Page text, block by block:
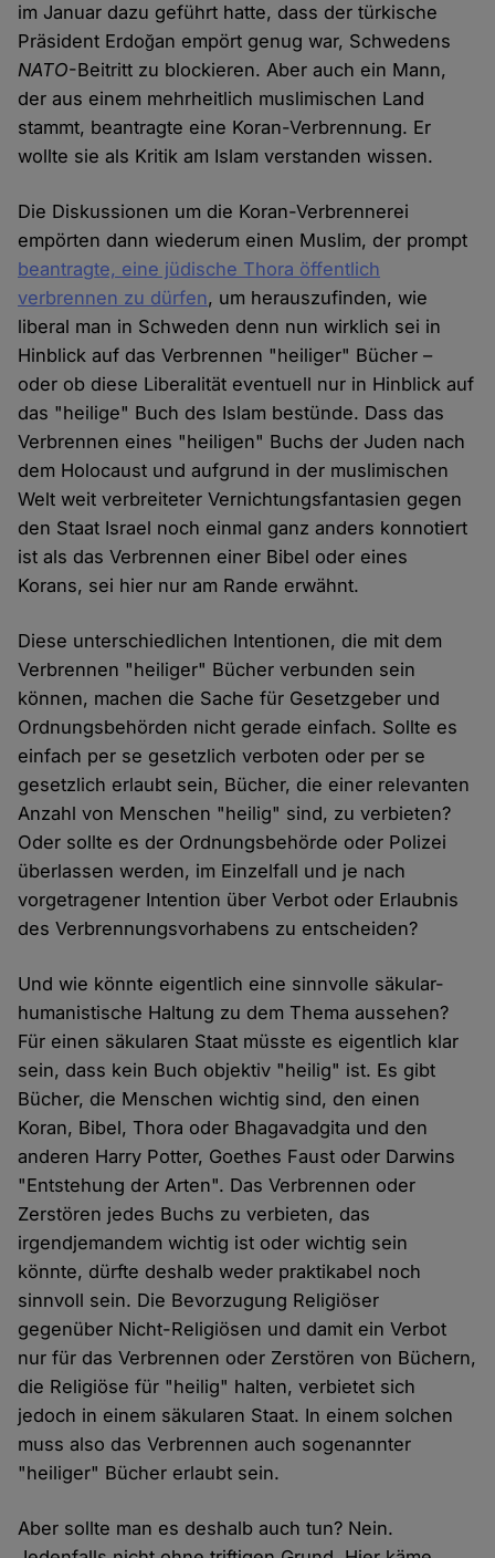
im Januar dazu geführt hatte, dass der türkische
Präsident Erdoğan empört genug war, Schwedens
NATO-Beitritt zu blockieren. Aber auch ein Mann,
der aus einem mehrheitlich muslimischen Land
stammt, beantragte eine Koran-Verbrennung. Er
wollte sie als Kritik am Islam verstanden wissen.
Die Diskussionen um die Koran-Verbrennerei
empörten dann wiederum einen Muslim, der prompt
beantragte, eine jüdische Thora öffentlich
verbrennen zu dürfen, um herauszufinden, wie
liberal man in Schweden denn nun wirklich sei in
Hinblick auf das Verbrennen "heiliger" Bücher –
oder ob diese Liberalität eventuell nur in Hinblick auf
das "heilige" Buch des Islam bestünde. Dass das
Verbrennen eines "heiligen" Buchs der Juden nach
dem Holocaust und aufgrund in der muslimischen
Welt weit verbreiteter Vernichtungsfantasien gegen
den Staat Israel noch einmal ganz anders konnotiert
ist als das Verbrennen einer Bibel oder eines
Korans, sei hier nur am Rande erwähnt.
Diese unterschiedlichen Intentionen, die mit dem
Verbrennen "heiliger" Bücher verbunden sein
können, machen die Sache für Gesetzgeber und
Ordnungsbehörden nicht gerade einfach. Sollte es
einfach per se gesetzlich verboten oder per se
gesetzlich erlaubt sein, Bücher, die einer relevanten
Anzahl von Menschen "heilig" sind, zu verbieten?
Oder sollte es der Ordnungsbehörde oder Polizei
überlassen werden, im Einzelfall und je nach
vorgetragener Intention über Verbot oder Erlaubnis
des Verbrennungsvorhabens zu entscheiden?
Und wie könnte eigentlich eine sinnvolle säkular-
humanistische Haltung zu dem Thema aussehen?
Für einen säkularen Staat müsste es eigentlich klar
sein, dass kein Buch objektiv "heilig" ist. Es gibt
Bücher, die Menschen wichtig sind, den einen
Koran, Bibel, Thora oder Bhagavadgita und den
anderen Harry Potter, Goethes Faust oder Darwins
"Entstehung der Arten". Das Verbrennen oder
Zerstören jedes Buchs zu verbieten, das
irgendjemandem wichtig ist oder wichtig sein
könnte, dürfte deshalb weder praktikabel noch
sinnvoll sein. Die Bevorzugung Religiöser
gegenüber Nicht-Religiösen und damit ein Verbot
nur für das Verbrennen oder Zerstören von Büchern,
die Religiöse für "heilig" halten, verbietet sich
jedoch in einem säkularen Staat. In einem solchen
muss also das Verbrennen auch sogenannter
"heiliger" Bücher erlaubt sein.
Aber sollte man es deshalb auch tun? Nein.